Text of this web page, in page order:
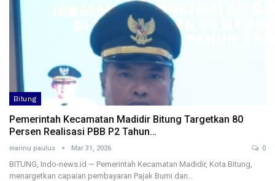
Bitung
Pemerintah Kecamatan Madidir Bitung Targetkan 80
Persen Realisasi PBB P2 Tahun…
marinu paulus Mar 31, 2026 0
BITUNG, Indo-news.id — Pemerintah Kecamatan Madidir, Kota Bitung,
menargetkan capaian pembayaran Pajak Bumi dan…